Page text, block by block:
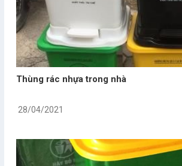
Thùng rác nhựa trong nhà
28/04/2021